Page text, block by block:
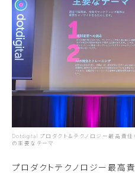
Dotdigital プロダクト＆テクノロジー最高責
の主要なテーマ
プロダクトテクノロジー最高